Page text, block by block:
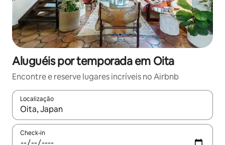
Aluguéis por temporada em Oita
Encontre e reserve lugares incríveis no Airbnb
Localização
Quando os resultados estiverem disponíveis, explore-os
Check-in